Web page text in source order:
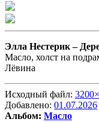
Элла Нестерик –
Масло, холст на
Лёвина
Исходный файл:
Добавлено: 01.07.2026
Альбом: Масло